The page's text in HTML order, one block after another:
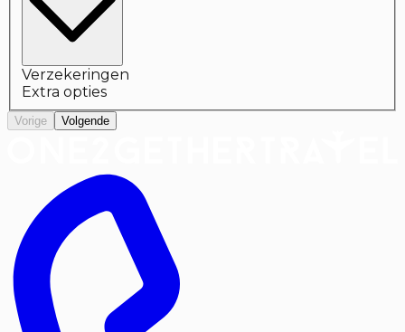
Verzekeringen
Extra opties
Vorige Volgende